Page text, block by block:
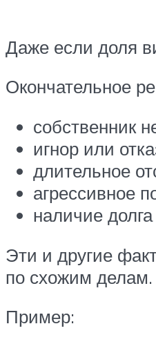
Даже если доля
Окончательное
собственник
игнор или
длительное
агрессивное
наличие
Эти и другие
по схожим делам.
Пример: